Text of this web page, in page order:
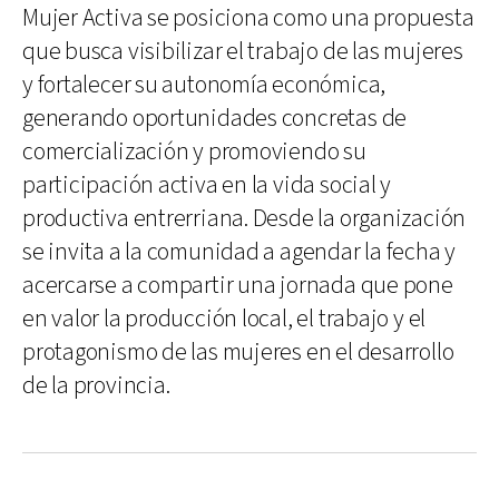
Mujer Activa se posiciona como una propuesta
que busca visibilizar el trabajo de las mujeres
y fortalecer su autonomía económica,
generando oportunidades concretas de
comercialización y promoviendo su
participación activa en la vida social y
productiva entrerriana. Desde la organización
se invita a la comunidad a agendar la fecha y
acercarse a compartir una jornada que pone
en valor la producción local, el trabajo y el
protagonismo de las mujeres en el desarrollo
de la provincia.